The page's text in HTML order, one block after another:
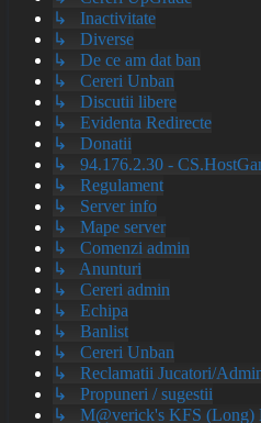
↳ Inactivitate
↳ Diverse
↳ De ce am dat ban
↳ Cereri Unban
↳ Discutii libere
↳ Evidenta Redirecte
↳ Donatii
↳ 94.176.2.30 -
↳ Regulament
↳ Server info
↳ Mape server
↳ Comenzi admin
↳ Anunturi
↳ Cereri admin
↳ Echipa
↳ Banlist
↳ Cereri Unban
↳ Reclamatii Jucatori/
↳ Propuneri / sugestii
↳ M@verick's KFS (Long)